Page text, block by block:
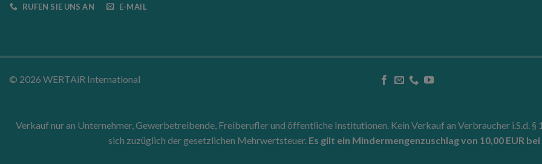
RUFEN SIE UNS AN E-MAIL
© 2026 WERTAiR International
Verkauf nur an Unternehmer, Gewerbetreibende, Freiberufler und öffentliche Institutionen. Kein Verkauf an Verbraucher i.S.d. §
sich zuzüglich der gesetzlichen Mehrwertsteuer. Es gilt ein Mindermengenzuschlag von 10,00 EUR